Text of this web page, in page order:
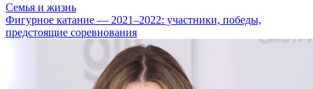
Семья и жизнь
Фигурное катание — 2021–2022: участники, победы,
предстоящие соревнования